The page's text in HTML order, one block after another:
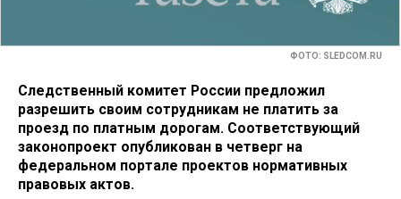
ФОТО: SLEDCOM.RU
Следственный комитет России предложил
разрешить своим сотрудникам не платить за
проезд по платным дорогам. Соответствующий
законопроект опубликован в четверг на
федеральном портале проектов нормативных
правовых актов.